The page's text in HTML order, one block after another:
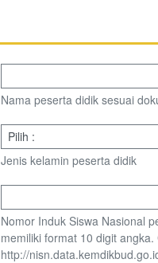
Nama peserta didik sesuai
Jenis kelamin peserta didik
Nomor Induk Siswa Nasional
memiliki format 10 digit
http://